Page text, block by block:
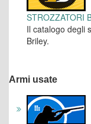
STROZZATORI
Il catalogo degli
Briley.
Armi usate